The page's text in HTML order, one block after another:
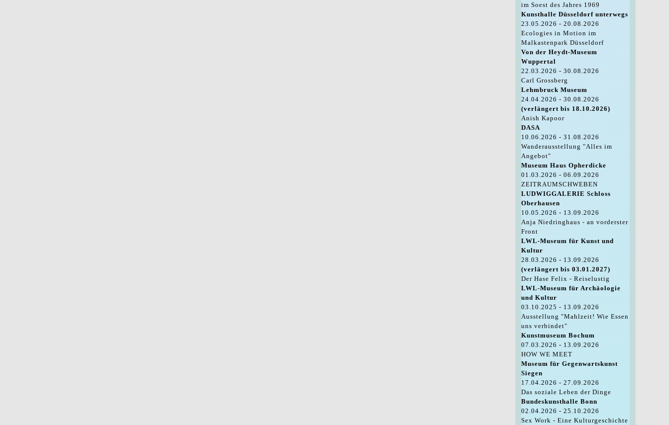
im Soest des Jahres 1969
Kunsthalle Düsseldorf unterwegs
23.05.2026 - 20.08.2026
Ecologies in Motion im
Malkastenpark Düsseldorf
Von der Heydt-Museum
Wuppertal
22.03.2026 - 30.08.2026
Carl Grossberg
Lehmbruck Museum
24.04.2026 - 30.08.2026
(verlängert bis 18.10.2026)
Anish Kapoor
DASA
10.06.2026 - 31.08.2026
Wanderausstellung "Alles im
Angebot"
Museum Haus Opherdicke
01.03.2026 - 06.09.2026
ZEITRAUMSCHWEBEN
LUDWIGGALERIE Schloss
Oberhausen
10.05.2026 - 13.09.2026
Anja Niedringhaus - an vorderster
Front
LWL-Museum für Kunst und
Kultur
28.03.2026 - 13.09.2026
(verlängert bis 03.01.2027)
Der Hase Felix - Reiselustig
LWL-Museum für Archäologie
und Kultur
03.10.2025 - 13.09.2026
Ausstellung "Mahlzeit! Wie Essen
uns verbindet"
Kunstmuseum Bochum
07.03.2026 - 13.09.2026
HOW WE MEET
Museum für Gegenwartskunst
Siegen
17.04.2026 - 27.09.2026
Das soziale Leben der Dinge
Bundeskunsthalle Bonn
02.04.2026 - 25.10.2026
Sex Work - Eine Kulturgeschichte